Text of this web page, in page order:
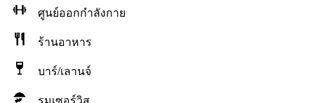
ศูนย์ออกกำลังกาย
ร้านอาหาร
บาร์/เลานจ์